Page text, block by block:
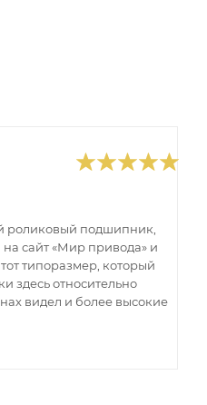
роликовый подшипник,
сайт «Мир привода» и
типоразмер, который
здесь относительно
видел и более высокие